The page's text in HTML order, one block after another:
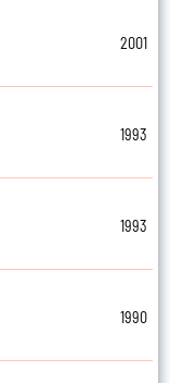
2001
1993
1993
1990